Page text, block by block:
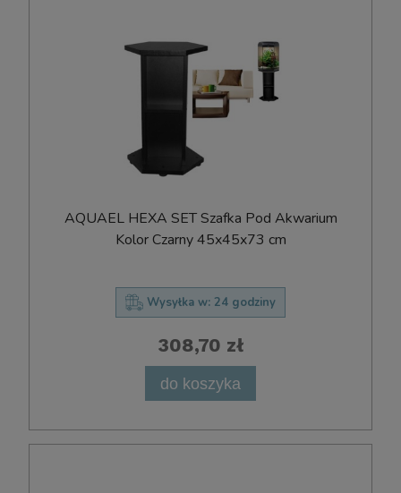
AQUAEL HEXA SET Szafka Pod Akwarium
Kolor Czarny 45x45x73 cm
Wysyłka w: 24 godziny
308,70 zł
do koszyka